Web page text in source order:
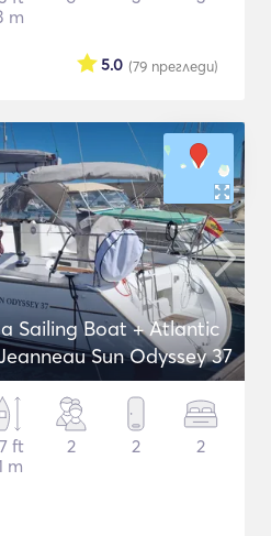
m
(79 прегледи)
5.0
Sailing Boat + Atlantic
Sun Odyssey 37
ft
m
2 2 2